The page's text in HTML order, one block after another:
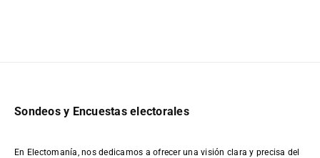
Sondeos y Encuestas electorales
En Electomanía, nos dedicamos a ofrecer una visión clara y precisa del